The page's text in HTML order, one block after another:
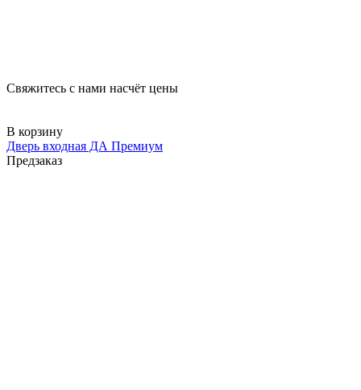
Свяжитесь с нами насчёт цены
В корзину
Дверь входная ДА Премиум
Предзаказ